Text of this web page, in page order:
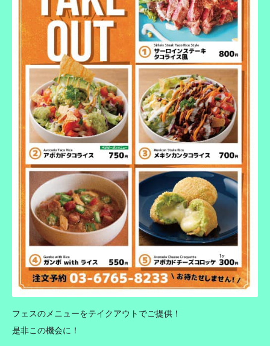
フェスのメニューをテイクアウトでご提供！
是非この機会に！